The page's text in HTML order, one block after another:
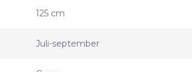
125 cm
Juli-september